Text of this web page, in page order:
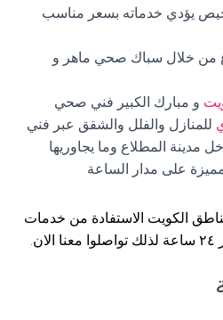
يؤدي خدماته بسعر مناسب
من خلال سباك صحي ماهر و
و مبارك الكبير فني صحي
للمنازل والفلل والشقق عبر فني
مدينة المطلاع وما يجاوريها
على مدار الساعة
الكويت الاستفادة من خدمات